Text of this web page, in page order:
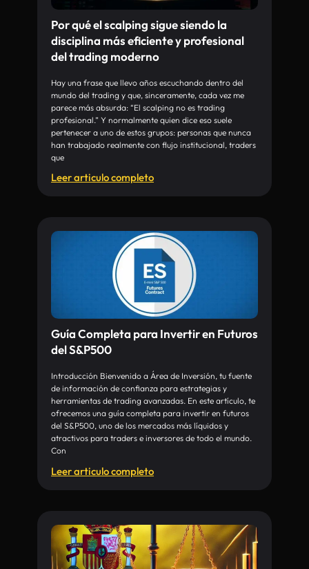
Por qué el scalping sigue siendo la
disciplina más eficiente y profesional
del trading moderno
Hay una frase que llevo años escuchando dentro del
mundo del trading y que, sinceramente, cada vez me
parece más absurda: “El scalping no es trading
profesional.” Y normalmente quien dice eso suele
pertenecer a uno de estos grupos: personas que nunca
han trabajado realmente con flujo institucional, traders
que
Leer articulo completo
Guía Completa para Invertir en Futuros
del S&P500
Introducción Bienvenido a Área de Inversión, tu fuente
de información de confianza para estrategias y
herramientas de trading avanzadas. En este artículo, te
ofrecemos una guía completa para invertir en futuros
del S&P500, uno de los mercados más líquidos y
atractivos para traders e inversores de todo el mundo.
Con
Leer articulo completo